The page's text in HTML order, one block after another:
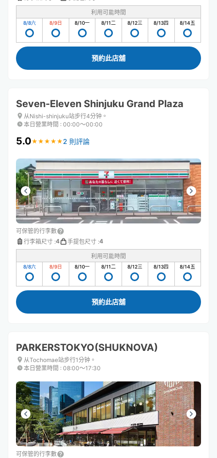
利用可能時間
8/8六 8/9日 8/10一 8/11二 8/12三 8/13四 8/14五
預約此店舖
Seven-Eleven Shinjuku Grand Plaza
从Nishi-shinjuku站步行4分钟。
本日營業時間 : 00:00〜00:00
5.0★ ★ ★ ★ ★
★ ★ ★ ★ ★ 2 則評論
可保管的行李數
行李箱尺寸 :4 手提包尺寸 :4
利用可能時間
8/8六 8/9日 8/10一 8/11二 8/12三 8/13四 8/14五
預約此店舖
PARKERSTOKYO(SHUKNOVA)
从Tochomae站步行1分钟。
本日營業時間 : 08:00〜17:30
可保管的行李數